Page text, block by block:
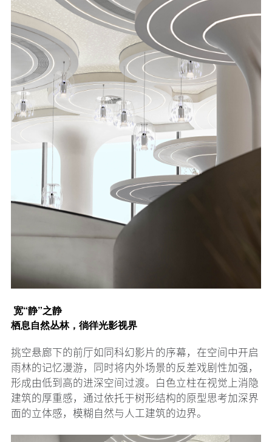
宽“静”之静
栖息自然丛林，徜徉光影视界
挑空悬廊下的前厅如同科幻影片的序幕，在空间中开启
雨林的记忆漫游，同时将内外场景的反差戏剧性加强，
形成由低到高的进深空间过渡。白色立柱在视觉上消隐
建筑的厚重感，通过依托于树形结构的原型思考加深界
面的立体感，模糊自然与人工建筑的边界。